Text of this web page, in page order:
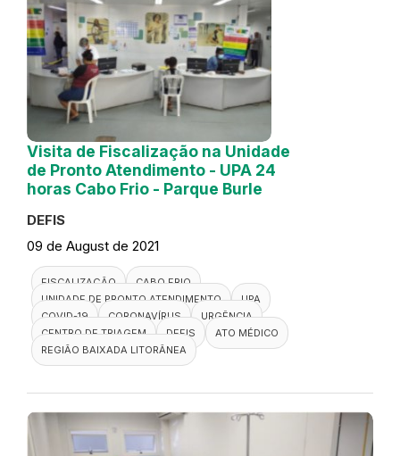
Visita de Fiscalização na Unidade
de Pronto Atendimento - UPA 24
horas Cabo Frio - Parque Burle
DEFIS
09 de August de 2021
FISCALIZAÇÃO
CABO FRIO
UNIDADE DE PRONTO ATENDIMENTO
UPA
COVID-19
CORONAVÍRUS
URGÊNCIA
CENTRO DE TRIAGEM
DEFIS
ATO MÉDICO
REGIÃO BAIXADA LITORÂNEA